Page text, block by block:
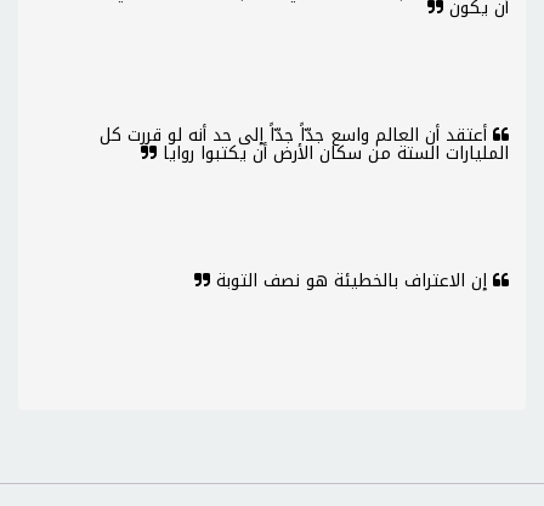
أن يكون
أعتقد أن العالم واسع جدّاً جدّاً إلى حد أنه لو قررت كل
المليارات الستة من سكان الأرض أن يكتبوا روايا
إن الاعتراف بالخطيئة هو نصف التوبة